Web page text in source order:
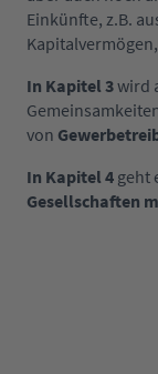
Einkünfte, z.B.
In Kapitel 3wird
von
In Kapitel 4 geht
Gesellschaften